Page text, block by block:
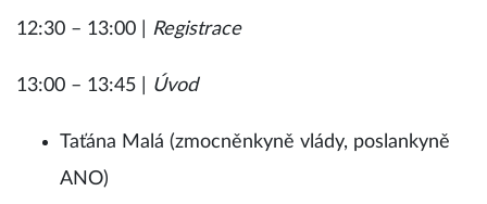
12:30 – 13:00 | Registrace
13:00 – 13:45 | Úvod
Taťána Malá (zmocněnkyně vlády, poslankyně
ANO)